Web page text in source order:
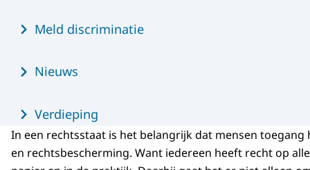
Meld discriminatie
Nieuws
Verdieping
In een rechtsstaat is het belangrijk dat mensen
en rechtsbescherming. Want iedereen heeft recht op